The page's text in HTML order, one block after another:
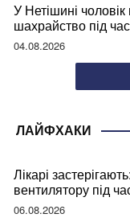
У Нетішині
шахрайство під
04.08.2026
ЛАЙФХАКИ
Лікарі
вентилятору під
ваше здоров’я
06.08.2026